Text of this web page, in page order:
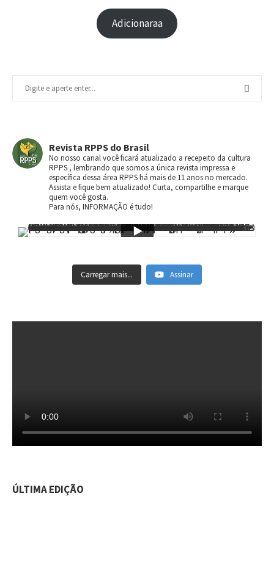
Adicionaraa
Revista RPPS do Brasil
No nosso canal você ficará atualizado a recepeito da cultura
RPPS , lembrando que somos a única revista impressa e
específica dessa área RPPS há mais de 11 anos no mercado.
Assista e fique bem atualizado! Curta, compartilhe e marque
quem você gosta.
Para nós, INFORMAÇÃO é tudo!
Carregar mais... Assinar
ÚLTIMA EDIÇÃO